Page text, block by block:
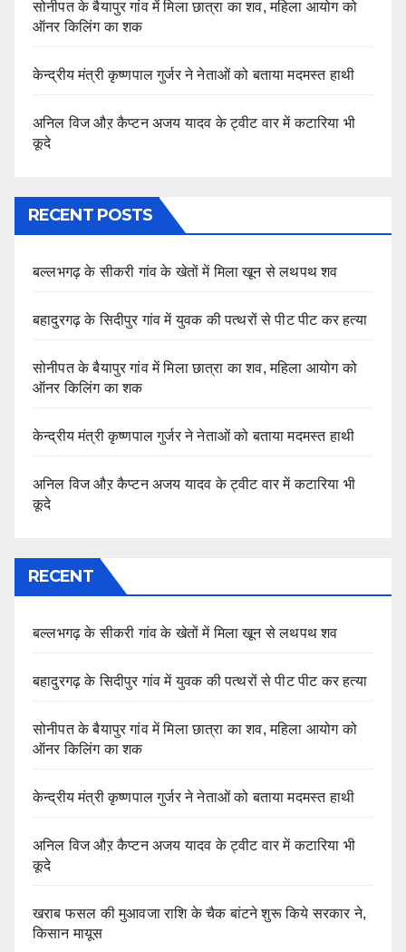
सोनीपत के बैयापुर गांव में मिला छात्रा का शव, महिला आयोग को
ऑनर किलिंग का शक
केन्द्रीय मंत्री कृष्णपाल गुर्जर ने नेताओं को बताया मदमस्त हाथी
अनिल विज औऱ कैप्टन अजय यादव के ट्वीट वार में कटारिया भी
कूदे
RECENT POSTS
बल्लभगढ़ के सीकरी गांव के खेतों में मिला खून से लथपथ शव
बहादुरगढ़ के सिदीपुर गांव में युवक की पत्थरों से पीट पीट कर हत्या
सोनीपत के बैयापुर गांव में मिला छात्रा का शव, महिला आयोग को
ऑनर किलिंग का शक
केन्द्रीय मंत्री कृष्णपाल गुर्जर ने नेताओं को बताया मदमस्त हाथी
अनिल विज औऱ कैप्टन अजय यादव के ट्वीट वार में कटारिया भी
कूदे
RECENT
बल्लभगढ़ के सीकरी गांव के खेतों में मिला खून से लथपथ शव
बहादुरगढ़ के सिदीपुर गांव में युवक की पत्थरों से पीट पीट कर हत्या
सोनीपत के बैयापुर गांव में मिला छात्रा का शव, महिला आयोग को
ऑनर किलिंग का शक
केन्द्रीय मंत्री कृष्णपाल गुर्जर ने नेताओं को बताया मदमस्त हाथी
अनिल विज औऱ कैप्टन अजय यादव के ट्वीट वार में कटारिया भी
कूदे
खराब फसल की मुआवजा राशि के चैक बांटने शुरू किये सरकार ने,
किसान मायूस